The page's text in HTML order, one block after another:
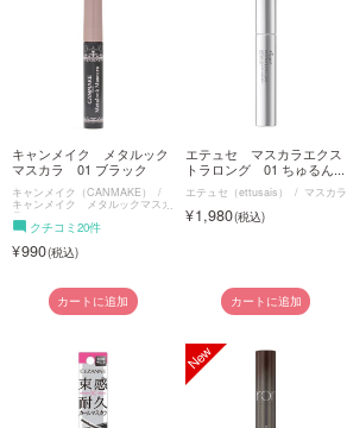
キャンメイク メタルック
マスカラ 01 ブラック
キャンメイク（CANMAKE）
キャンメイク メタルックマスカ
ラ
クチコミ20件
990
カートに追加
エテュセ マスカラエクス
トラロング 01 ちゅるん...
エテュセ（ettusais） マスカラ
1,980
カートに追加